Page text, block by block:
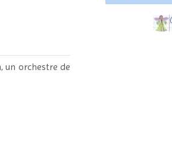
un orchestre de